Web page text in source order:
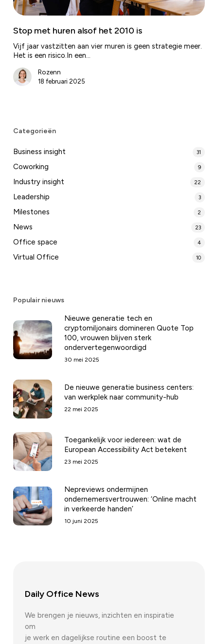
Stop met huren alsof het 2010 is
Vijf jaar vastzitten aan vier muren is geen strategie meer.
Het is een risico.In een…
Rozenn
18 februari 2025
Categorieën
Business insight 31
Coworking 9
Industry insight 22
Leadership 3
Milestones 2
News 23
Office space 4
Virtual Office 10
Populair nieuws
Nieuwe generatie tech en
cryptomiljonairs domineren Quote Top
100, vrouwen blijven sterk
ondervertegenwoordigd
30 mei 2025
De nieuwe generatie business centers:
van werkplek naar community-hub
22 mei 2025
Toegankelijk voor iedereen: wat de
European Accessibility Act betekent
23 mei 2025
Nepreviews ondermijnen
ondernemersvertrouwen: ‘Online macht
in verkeerde handen’
10 juni 2025
Daily Office News
We brengen je nieuws, inzichten en inspiratie
om
je werk en dagelijkse routine een boost te